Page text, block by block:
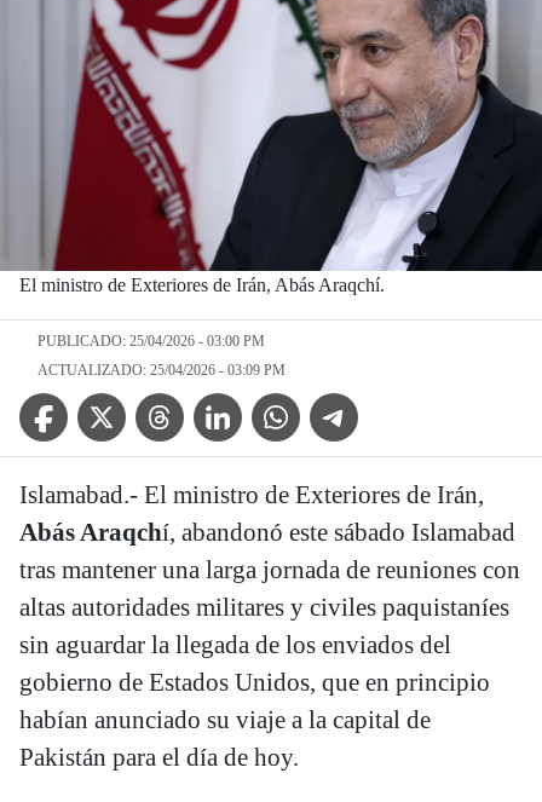
El ministro de Exteriores de Irán, Abás Araqchí.
PUBLICADO: 25/04/2026 - 03:00 PM
ACTUALIZADO: 25/04/2026 - 03:09 PM
Facebook IconTwitter IconThreads IconLinkedin IconWhatsApp IconTelegram Icon
Islamabad.- El ministro de Exteriores de Irán,
Abás Araqchí, abandonó este sábado Islamabad
tras mantener una larga jornada de reuniones con
altas autoridades militares y civiles paquistaníes
sin aguardar la llegada de los enviados del
gobierno de Estados Unidos, que en principio
habían anunciado su viaje a la capital de
Pakistán para el día de hoy.